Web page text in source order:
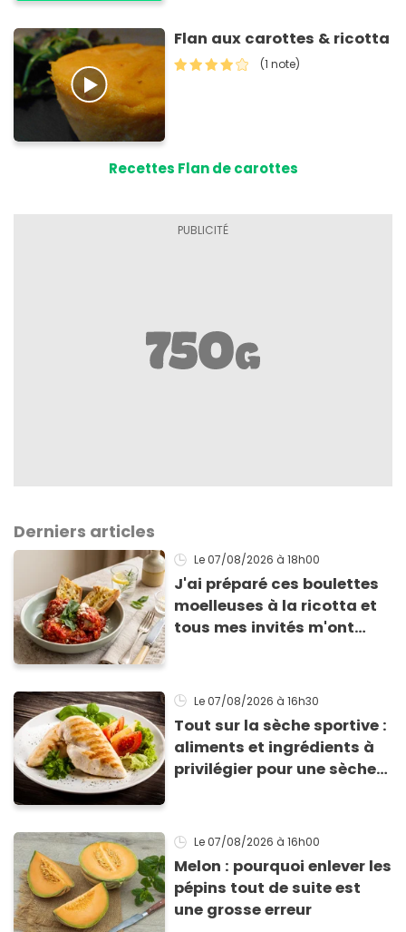
Flan aux carottes & ricotta
(1 note)
Recettes Flan de carottes
Derniers articles
Le 07/08/2026 à 18h00
J'ai préparé ces boulettes
moelleuses à la ricotta et
tous mes invités m'ont
Le 07/08/2026 à 16h30
Tout sur la sèche sportive :
aliments et ingrédients à
privilégier pour une sèche
Le 07/08/2026 à 16h00
Melon : pourquoi enlever les
pépins tout de suite est
une grosse erreur